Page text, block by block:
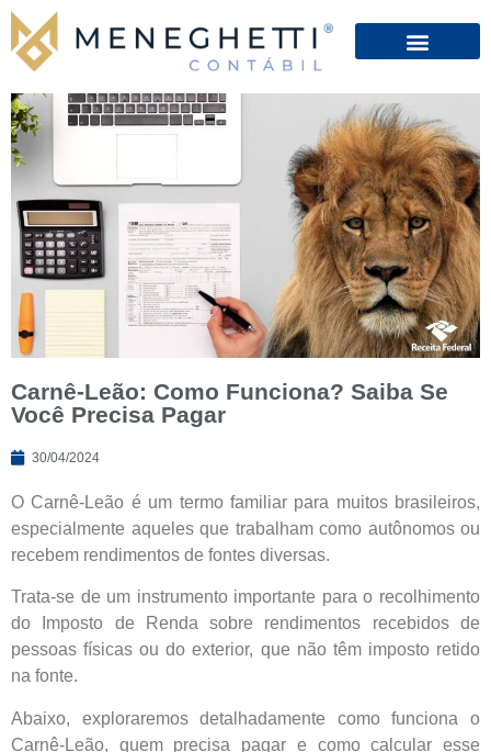
Carnê-Leão: Como Funciona? Saiba Se
Você Precisa Pagar
30/04/2024
O Carnê-Leão é um termo familiar para muitos brasileiros,
especialmente aqueles que trabalham como autônomos ou
recebem rendimentos de fontes diversas.
Trata-se de um instrumento importante para o recolhimento
do Imposto de Renda sobre rendimentos recebidos de
pessoas físicas ou do exterior, que não têm imposto retido
na fonte.
Abaixo, exploraremos detalhadamente como funciona o
Carnê-Leão, quem precisa pagar e como calcular esse